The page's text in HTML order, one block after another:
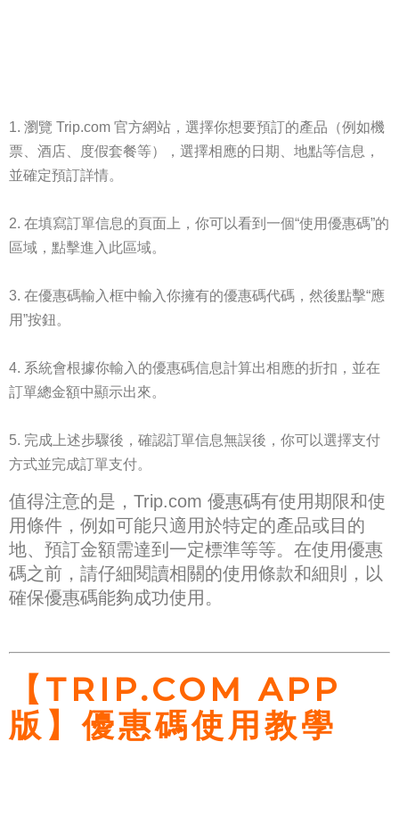
瀏覽 Trip.com 官方網站，選擇你想要預訂的產品（例如機
票、酒店、度假套餐等），選擇相應的日期、地點等信息，
並確定預訂詳情。
在填寫訂單信息的頁面上，你可以看到一個“使用優惠碼”的
區域，點擊進入此區域。
在優惠碼輸入框中輸入你擁有的優惠碼代碼，然後點擊“應
用”按鈕。
系統會根據你輸入的優惠碼信息計算出相應的折扣，並在
訂單總金額中顯示出來。
完成上述步驟後，確認訂單信息無誤後，你可以選擇支付
方式並完成訂單支付。
值得注意的是，Trip.com 優惠碼有使用期限和使
用條件，例如可能只適用於特定的產品或目的
地、預訂金額需達到一定標準等等。在使用優惠
碼之前，請仔細閱讀相關的使用條款和細則，以
確保優惠碼能夠成功使用。
【TRIP.COM APP
版】優惠碼使用教學